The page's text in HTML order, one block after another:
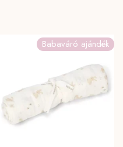
Babaváró ajándék